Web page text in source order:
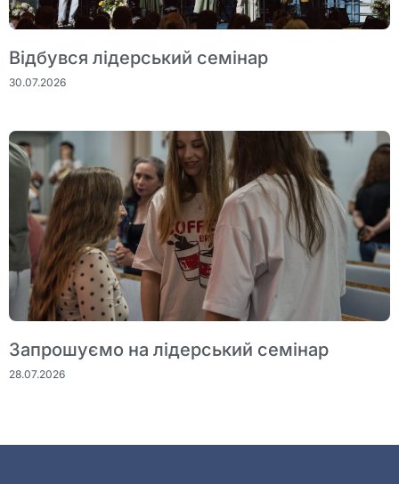
Відбувся лідерський семінар
30.07.2026
Запрошуємо на лідерський семінар
28.07.2026